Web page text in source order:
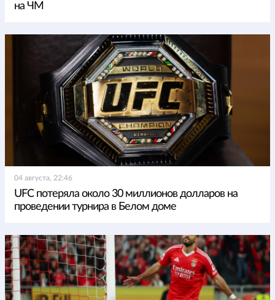
на ЧМ
04 августа, 22:46
UFC потеряла около 30 миллионов долларов на
проведении турнира в Белом доме